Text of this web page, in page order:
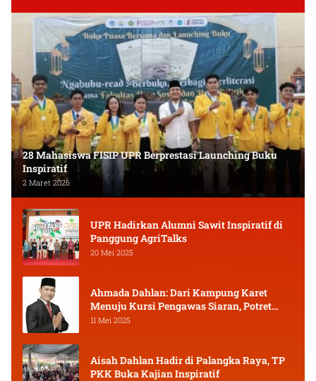
28 Mahasiswa FISIP UPR Berprestasi Launching Buku
Inspiratif
2 Maret 2026
UPR Hadirkan Alumni Sawit Inspiratif di
Panggung AgriTalks
20 Mei 2025
Ahmada Dahlan: Dari Kampung Karet
Menuju Kursi Pengawas Siaran, Potret
Pejuang Muda Kalimantan Tengah
11 Mei 2025
Aisah Dahlan Hadir di Palangka Raya, TP
PKK Buka Kajian Inspiratif